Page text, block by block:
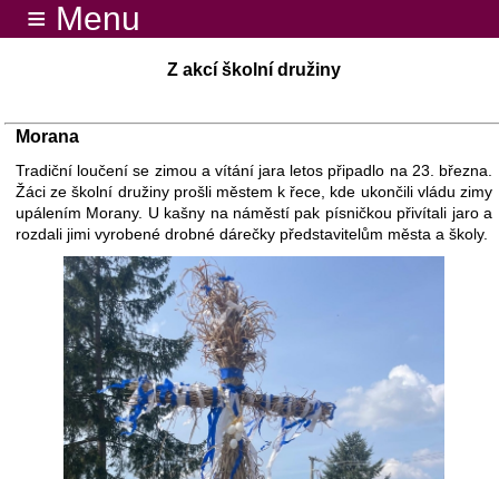
≡ Menu
Z akcí školní družiny
Morana
Tradiční loučení se zimou a vítání jara letos připadlo na 23. března.
Žáci ze školní družiny prošli městem k řece, kde ukončili vládu zimy
upálením Morany. U kašny na náměstí pak písničkou přivítali jaro a
rozdali jimi vyrobené drobné dárečky představitelům města a školy.